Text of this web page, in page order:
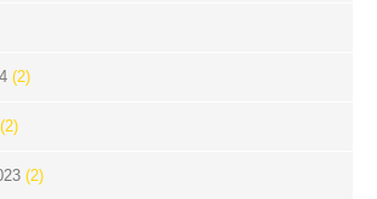
(2)
(2)
(2)